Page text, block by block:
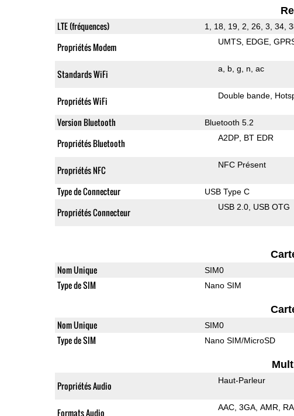
LTE (fréquences) 1, 18, 19, 2, 26, 3, 34,
Propriétés Modem UMTS EDGE
Standards WiFi a b g n ac
Propriétés WiFi Double bande
Version Bluetooth Bluetooth 5.2
Propriétés Bluetooth A2DP BT EDR
Propriétés NFC NFC Présent
Type de Connecteur USB Type C
Propriétés Connecteur USB 2.0 USB OTG
Nom Unique SIM0
Type de SIM Nano SIM
Nom Unique SIM0
Type de SIM Nano SIM/MicroSD
Propriétés Audio Haut-Parleur
Formats Audio AAC 3GA AMR RA